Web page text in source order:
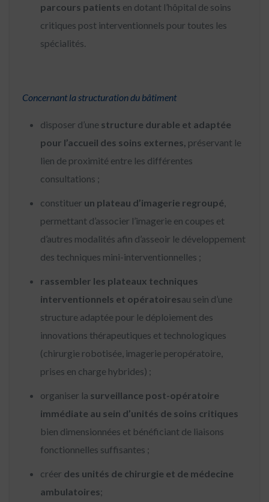
parcours patients en dotant l’hôpital de soins
critiques post interventionnels pour toutes les
spécialités.
Concernant la structuration du bâtiment
disposer d’une structure durable et adaptée
pour l’accueil des soins externes, préservant le
lien de proximité entre les différentes
consultations ;
constituer un plateau d’imagerie regroupé
permettant d’associer l’imagerie en coupes et
d’autres modalités afin d’asseoir le développement
des techniques mini-interventionnelles ;
rassembler les plateaux techniques
interventionnels et opératoiresau sein d’une
structure adaptée pour le déploiement des
innovations thérapeutiques et technologiques
(chirurgie robotisée, imagerie peropératoire,
prises en charge hybrides) ;
organiser la surveillance post-opératoire
immédiate au sein d’unités de soins critiques
bien dimensionnées et bénéficiant de liaisons
fonctionnelles suffisantes ;
créer des unités de chirurgie et de médecine
ambulatoires;